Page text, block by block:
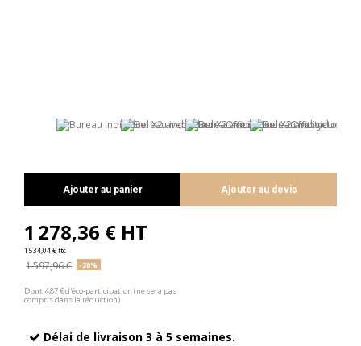
Ajouter au panier Ajouter au devis
1 278,36 € HT
1 534,04 € ttc
1 597,96 € -20%
Dont 4,87 € d'éco-participation (ne sera pas
compris dans la réduction)
Délai de livraison 3 à 5 semaines.